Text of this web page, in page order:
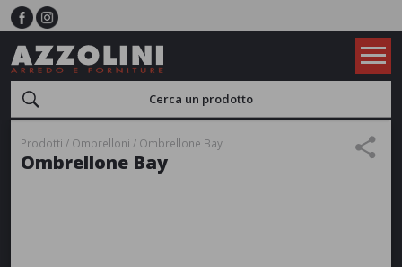
Prodotti Ombrelloni Ombrellone Bay
Ombrellone Bay